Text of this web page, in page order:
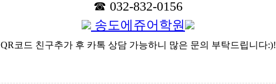
☎ 032-832-0156
송도에쥬어학원
QR코드 친구추가 후 카톡 상담 가능하니 많은 문의 부탁드립니다:)!